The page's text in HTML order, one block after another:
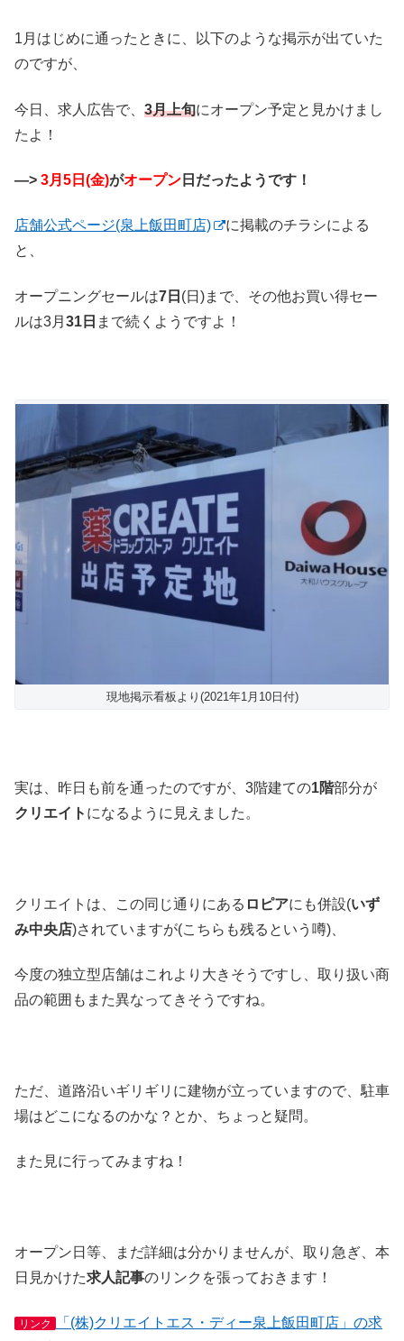
1月はじめに通ったときに、以下のような掲示が出ていた
のですが、
今日、求人広告で、 3月上旬にオープン予定と見かけまし
たよ！
—> 3月5日(金)がオープン 日だったようです！
店舗公式ページ(泉上飯田町店)
に掲載のチラシによる
と、
オープニングセールは7日 (日)まで、その他お買い得セー
ルは3月 31日 まで続くようですよ！
現地掲示看板より(2021年1月10日付)
実は、昨日も前を通ったのですが、3階建ての1階部分が
クリエイト になるように見えました。
クリエイトは、この同じ通りにある ロピアにも併設(いず
み中央店)されていますが(こちらも残るという噂)、
今度の独立型店舗はこれより大きそうですし、取り扱い商
品の範囲もまた異なってきそうですね。
ただ、道路沿いギリギリに建物が立っていますので、駐車
場はどこになるのかな？とか、ちょっと疑問。
また見に行ってみますね！
オープン日等、まだ詳細は分かりませんが、取り急ぎ、本
日見かけた求人記事のリンクを張っておきます！
リンク
「(株)クリエイトエス・ディー泉上飯田町店」の求